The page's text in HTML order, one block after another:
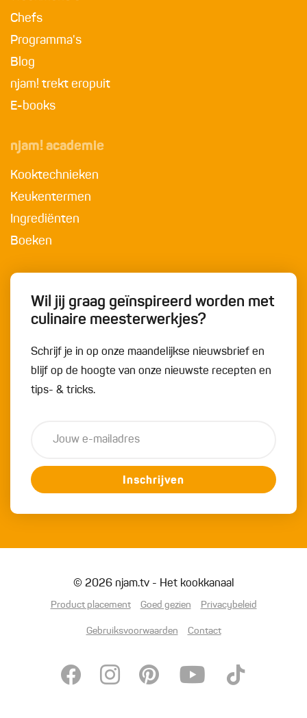
Chefs
Programma's
Blog
njam! trekt eropuit
E-books
njam! academie
Kooktechnieken
Keukentermen
Ingrediënten
Boeken
Wil jij graag geïnspireerd worden met
culinaire meesterwerkjes?
Schrijf je in op onze maandelijkse nieuwsbrief en
blijf op de hoogte van onze nieuwste recepten en
tips- & tricks.
Inschrijven
© 2026 njam.tv - Het kookkanaal
Product placement Goed gezien Privacybeleid
Gebruiksvoorwaarden Contact